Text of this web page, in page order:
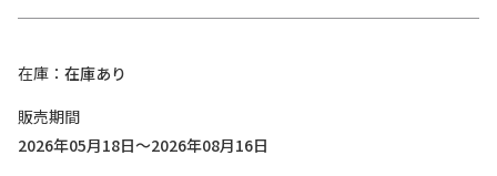
在庫
在庫あり
販売期間
2026年05月18日～2026年08月16日